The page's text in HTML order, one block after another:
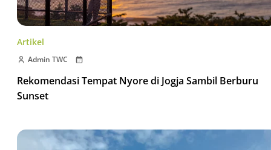
Artikel
Admin TWC
Rekomendasi Tempat Nyore di Jogja Sambil Berburu
Sunset